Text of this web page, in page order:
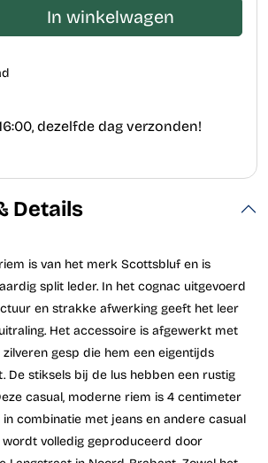
In winkelwagen
dezelfde dag verzonden!
Details
is van het merk Scottsbluf en is
split leder. In het cognac uitgevoerd
en strakke afwerking geeft het leer
Het accessoire is afgewerkt met
gesp die hem een eigentijds
De stiksels bij de lus hebben een rustig
casual, moderne riem is 4 centimeter
combinatie met jeans en andere casual
volledig geproduceerd door